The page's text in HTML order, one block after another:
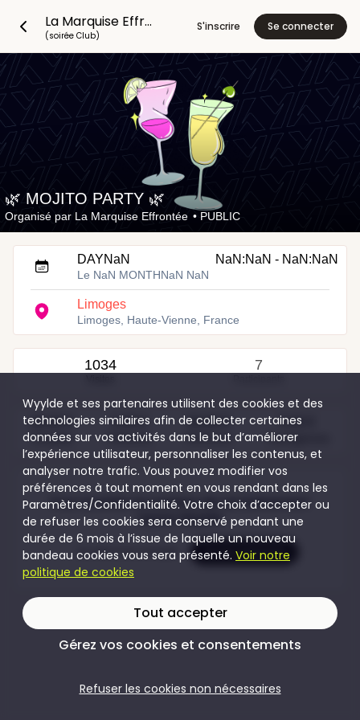
La Marquise Effrontée
(soirée Club)
S'inscrire Se connecter
🌿 MOJITO PARTY 🌿
Organisé par La Marquise Effrontée • PUBLIC
DAYNaN NaN:NaN - NaN:NaN
Le NaN MONTHNaN NaN
Limoges
Limoges, Haute-Vienne, France
1034 7
40,00 €
Couples
5,00 €
Femmes
50,00 €
Hommes
5,00 €
Transgenres
Pour accéder au contenu de cet évènement
rejoins Wyylde
Je crée mon compte Je me connecte
Wyylde et ses partenaires utilisent des cookies et des
technologies similaires afin de collecter certaines
données sur vos activités dans le but d’améliorer
l’expérience utilisateur, personnaliser les contenus, et
analyser notre trafic. Vous pouvez modifier vos
préférences à tout moment en vous rendant dans les
Paramètres/Confidentialité. Votre choix d’accepter ou
de refuser les cookies sera conservé pendant une
durée de 6 mois à l’issue de laquelle un nouveau
bandeau cookies vous sera présenté. Voir notre
politique de cookies
Tout accepter
Gérez vos cookies et consentements
Refuser les cookies non nécessaires